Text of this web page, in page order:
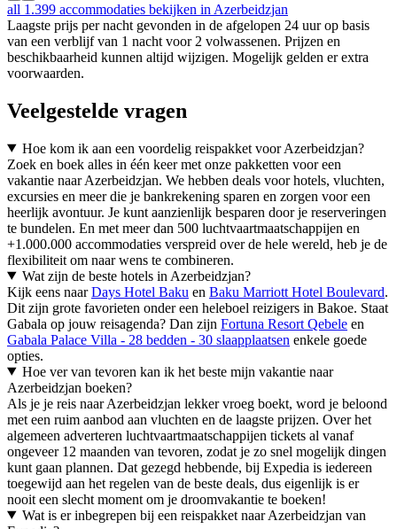
all 1.399 accommodaties bekijken in Azerbeidzjan
Laagste prijs per nacht gevonden in de afgelopen 24 uur op basis
van een verblijf van 1 nacht voor 2 volwassenen. Prijzen en
beschikbaarheid kunnen altijd wijzigen. Mogelijk gelden er extra
voorwaarden.
Veelgestelde vragen
Hoe kom ik aan een voordelig reispakket voor Azerbeidzjan?
Zoek en boek alles in één keer met onze pakketten voor een
vakantie naar Azerbeidzjan. We hebben deals voor hotels, vluchten,
excursies en meer die je bankrekening sparen en zorgen voor een
heerlijk avontuur. Je kunt aanzienlijk besparen door je reserveringen
te bundelen. En met meer dan 500 luchtvaartmaatschappijen en
+1.000.000 accommodaties verspreid over de hele wereld, heb je de
flexibiliteit om naar wens te combineren.
Wat zijn de beste hotels in Azerbeidzjan?
Kijk eens naarDays Hotel Baku en Baku Marriott Hotel Boulevard.
Dit zijn grote favorieten onder een heleboel reizigers in Bakoe. Staat
Gabala op jouw reisagenda? Dan zijn Fortuna Resort Qebele en
Gabala Palace Villa - 28 bedden - 30 slaapplaatsen enkele goede
opties.
Hoe ver van tevoren kan ik het beste mijn vakantie naar
Azerbeidzjan boeken?
Als je je reis naar Azerbeidzjan lekker vroeg boekt, word je beloond
met een ruim aanbod aan vluchten en de laagste prijzen. Over het
algemeen adverteren luchtvaartmaatschappijen tickets al vanaf
ongeveer 12 maanden van tevoren, zodat je zo snel mogelijk dingen
kunt gaan plannen. Dat gezegd hebbende, bij Expedia is iedereen
toegewijd aan het regelen van de beste deals, dus eigenlijk is er
nooit een slecht moment om je droomvakantie te boeken!
Wat is er inbegrepen bij een reispakket naar Azerbeidzjan van